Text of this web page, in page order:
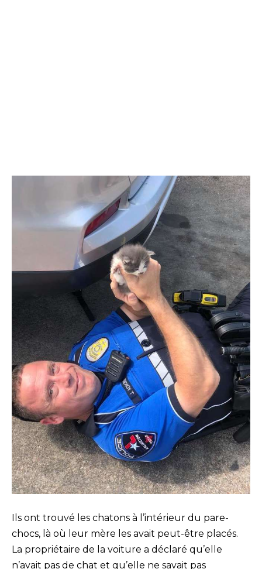
Ils ont trouvé les chatons à l’intérieur du pare-
chocs, là où leur mère les avait peut-être placés.
La propriétaire de la voiture a déclaré qu’elle
n’avait pas de chat et qu’elle ne savait pas